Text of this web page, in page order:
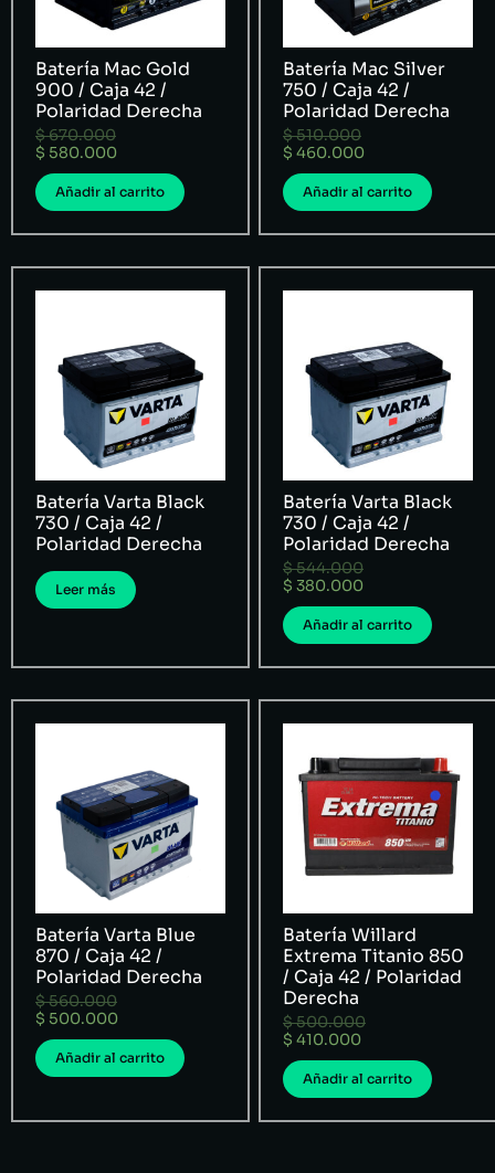
Batería Mac Gold
900 / Caja 42 /
Polaridad Derecha
$670.000
$ 580.000
Añadir al carrito
Batería Mac Silver
750 / Caja 42 /
Polaridad Derecha
$510.000
$ 460.000
Añadir al carrito
Batería Varta Black
730 / Caja 42 /
Polaridad Derecha
Leer más
Batería Varta Black
730 / Caja 42 /
Polaridad Derecha
$544.000
$ 380.000
Añadir al carrito
Batería Varta Blue
870 / Caja 42 /
Polaridad Derecha
$560.000
$ 500.000
Añadir al carrito
Batería Willard
Extrema Titanio 850
/ Caja 42 / Polaridad
Derecha
$500.000
$ 410.000
Añadir al carrito